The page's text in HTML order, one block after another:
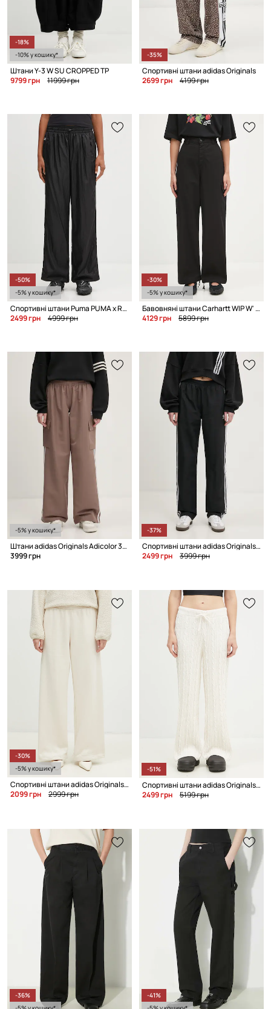
-18%
-10% у кошику*
Штани Y-3 W SU CROPPED TP
9799 грн
11999 грн
-35%
Спортивні штани adidas Originals
2699 грн
4199 грн
-50%
-5% у кошику*
Спортивні штани Puma PUMA x ROSÉ
2499 грн
4999 грн
-30%
-5% у кошику*
Бавовняні штани Carhartt WIP W' Kingston
4129 грн
5899 грн
-5% у кошику*
Штани adidas Originals Adicolor 3-Stripe Cargo Pants
3999 грн
-37%
Спортивні штани adidas Originals Woven Track Pant
2499 грн
3999 грн
-30%
-5% у кошику*
Спортивні штани adidas Originals Femme Galore Wideleg Fleece Pants
2099 грн
2999 грн
-51%
Спортивні штани adidas Originals KNTD Jogger
2499 грн
5199 грн
-36%
-41%